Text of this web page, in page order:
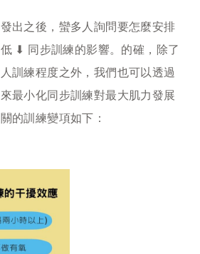
出之後，蠻多人詢問要怎麼安排
⬇︎ 同步訓練的影響。的確，除了
訓練程度之外，我們也可以透過
最小化同步訓練對最大肌力發展
的訓練變項如下：​